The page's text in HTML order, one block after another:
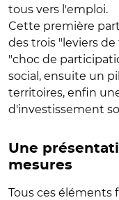
tous vers l'emploi.
Cette première
des trois "leviers
"choc de
social, ensuite un
territoires, enfin
d'investissement
Une
mesures
Tous ces éléments